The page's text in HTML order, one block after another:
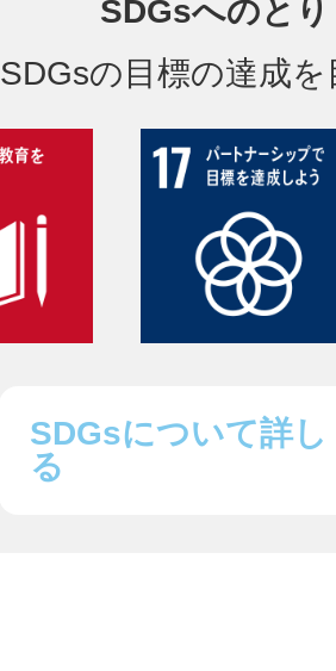
SDGsへのと
の目標の達成
SDGsについて詳し
る
鎌倉
相模原